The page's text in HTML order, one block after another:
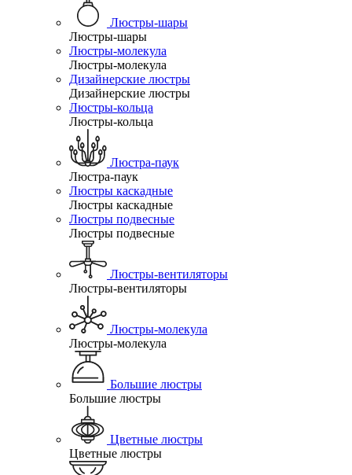
Люстры-шары
Люстры-шары
Люстры-молекула
Люстры-молекула
Дизайнерские люстры
Дизайнерские люстры
Люстры-кольца
Люстры-кольца
Люстра-паук
Люстра-паук
Люстры каскадные
Люстры каскадные
Люстры подвесные
Люстры подвесные
Люстры-вентиляторы
Люстры-вентиляторы
Люстры-молекула
Люстры-молекула
Большие люстры
Большие люстры
Цветные люстры
Цветные люстры